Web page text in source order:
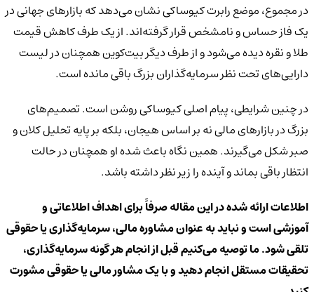
در مجموع، موضع رابرت کیوساکی نشان می‌دهد که بازارهای جهانی در
یک فاز حساس و نامشخص قرار گرفته‌اند. از یک طرف کاهش قیمت
طلا و نقره دیده می‌شود و از طرف دیگر بیت‌کوین همچنان در لیست
دارایی‌های تحت نظر سرمایه‌گذاران بزرگ باقی مانده است.
در چنین شرایطی، پیام اصلی کیوساکی روشن است. تصمیم‌های
بزرگ در بازارهای مالی نه بر اساس هیجان، بلکه بر پایه تحلیل کلان و
صبر شکل می‌گیرند. همین نگاه باعث شده او همچنان در حالت
انتظار باقی بماند و آینده را زیر نظر داشته باشد.
اطلاعات ارائه شده در این مقاله صرفاً برای اهداف اطلاعاتی و
آموزشی است و نباید به عنوان مشاوره مالی، سرمایه‌گذاری یا حقوقی
تلقی شود. ما توصیه می‌کنیم قبل از انجام هر گونه سرمایه‌گذاری،
تحقیقات مستقل انجام دهید و با یک مشاور مالی یا حقوقی مشورت